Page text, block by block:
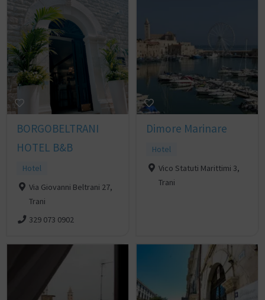
BORGOBELTRANI
HOTEL B&B
Hotel
Via Giovanni Beltrani 27,
Trani
329 073 0902
Dimore Marinare
Hotel
Vico Statuti Marittimi 3,
Trani